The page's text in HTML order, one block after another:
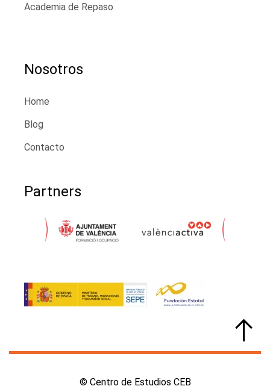
Academia de Repaso
Nosotros
Home
Blog
Contacto
Partners
© Centro de Estudios CEB